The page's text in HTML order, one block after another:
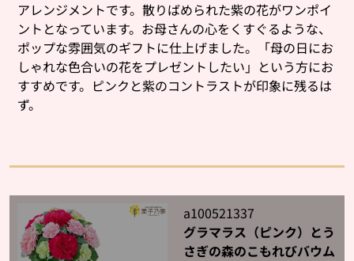
アレンジメントです。散りばめられた紫の花がワンポイ
ントとなっています。お母さんの心をくすぐるような、
ポップな雰囲気のギフトに仕上げました。「母の日にお
しゃれな色合いの花をプレゼントしたい」という方にお
すすめです。ピンクと紫のコントラストが印象に残るは
ず。
a100521337
グラマラス（ピンク）とう
さぎの森のこもれびバウム